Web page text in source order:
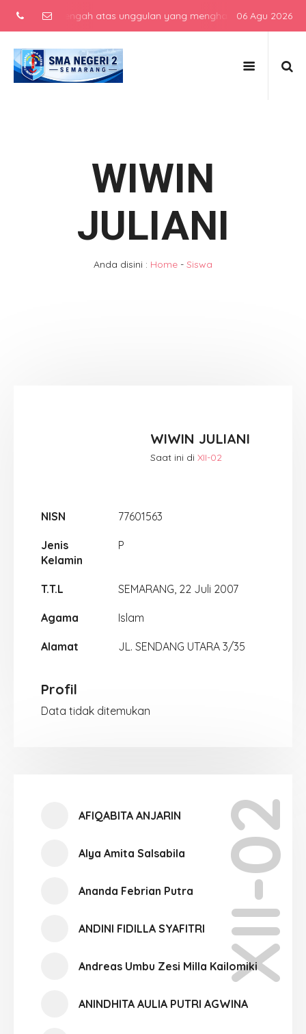
menengah atas unggulan yang menghasilkan lulusan
06 Agu 2026
WIWIN
JULIANI
Anda disini : Home - Siswa
WIWIN JULIANI
Saat ini di XII-02
NISN 77601563
Jenis
Kelamin
P
T.T.L SEMARANG, 22 Juli 2007
Agama Islam
Alamat JL. SENDANG UTARA 3/35
Profil
Data tidak ditemukan
XII-02
AFIQABITA ANJARIN
Alya Amita Salsabila
Ananda Febrian Putra
ANDINI FIDILLA SYAFITRI
Andreas Umbu Zesi Milla Kailomiki
ANINDHITA AULIA PUTRI AGWINA